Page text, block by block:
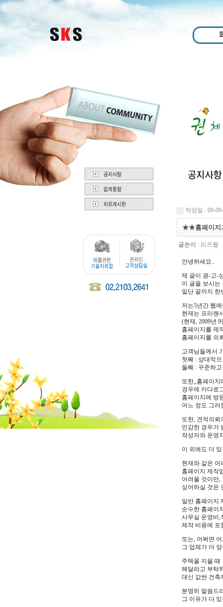
작성일 : 09-
★★홈페이지
글쓴이 : 리즈웹
안녕하세요..
제 글이 광-고-
이 글을 보시는
일단 끝까지 한
저는5년간 웹
현재는 프리랜
(현재, 2009년
홈페이지를 제
홈페이지를 의
고객님들께서
첫째 : 상대적
둘째 : 꾸준하
또한,,홈페이지
경우에 카다로
홈페이지에 방
어느 정도 그러
또한, 견적의뢰
민감한 경우가
작성자와 운영
이 외에도 더
현재와 같은 어
홈페이지 제작
어려울 것이만,
싶어하실 것은
일반 홈페이지
순수한 홈페이
사무실 운영비,
제작 비용에 포
또는, 어쩌면
그 업체가 더
주택을 지을 때
해달라고 부탁
대신 값싼 건축
분명히 말씀드
그 이유가 다